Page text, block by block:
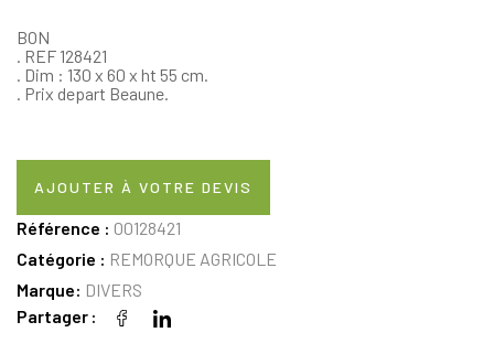
BON
. REF 128421
. Dim : 130 x 60 x ht 55 cm.
. Prix depart Beaune.
AJOUTER À VOTRE DEVIS
Référence : 00128421
Catégorie : REMORQUE AGRICOLE
Marque: DIVERS
Partager